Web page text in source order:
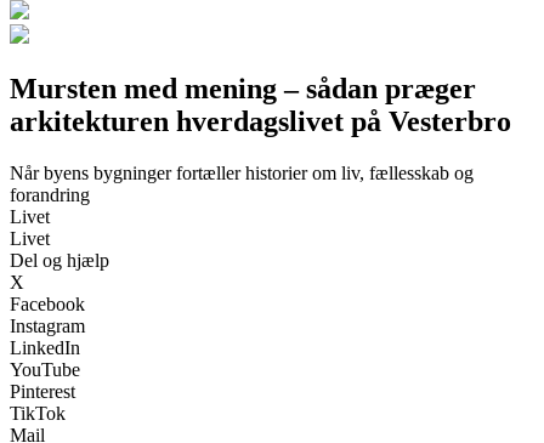
Mursten med mening – sådan præger
arkitekturen hverdagslivet på Vesterbro
Når byens bygninger fortæller historier om liv, fællesskab og
forandring
Livet
Livet
Del og hjælp
X
Facebook
Instagram
LinkedIn
YouTube
Pinterest
TikTok
Mail